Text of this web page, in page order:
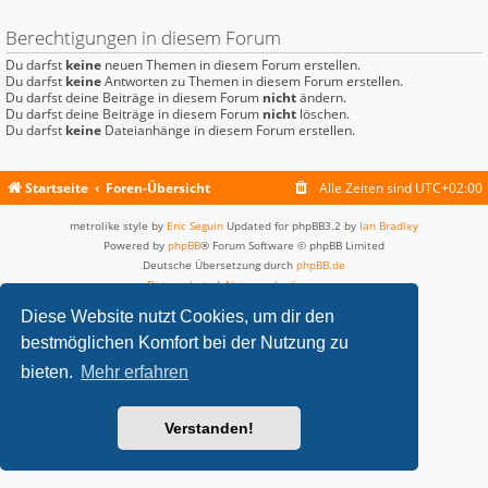
Diese Website nutzt Cookies, um dir den
bestmöglichen Komfort bei der Nutzung zu
bieten. Mehr erfahren
Verstanden!
Berechtigungen in diesem Forum
Du darfst keine neuen Themen in diesem Forum erstellen.
Du darfst keineAntworten zu Themen in diesem Forum erstellen.
Du darfst deine Beiträge in diesem Forum nichtändern.
Du darfst deine Beiträge in diesem Forum nicht löschen.
Du darfst keine Dateianhänge in diesem Forum erstellen.
Startseite Foren-Übersicht Alle Zeiten sind UTC+02:00
metrolike style by Eric Seguin Updated for phpBB3.2 by Ian Bradley
Powered by phpBB® Forum Software © phpBB Limited
Deutsche Übersetzung durch phpBB.de
Datenschutz|Nutzungsbedingungen